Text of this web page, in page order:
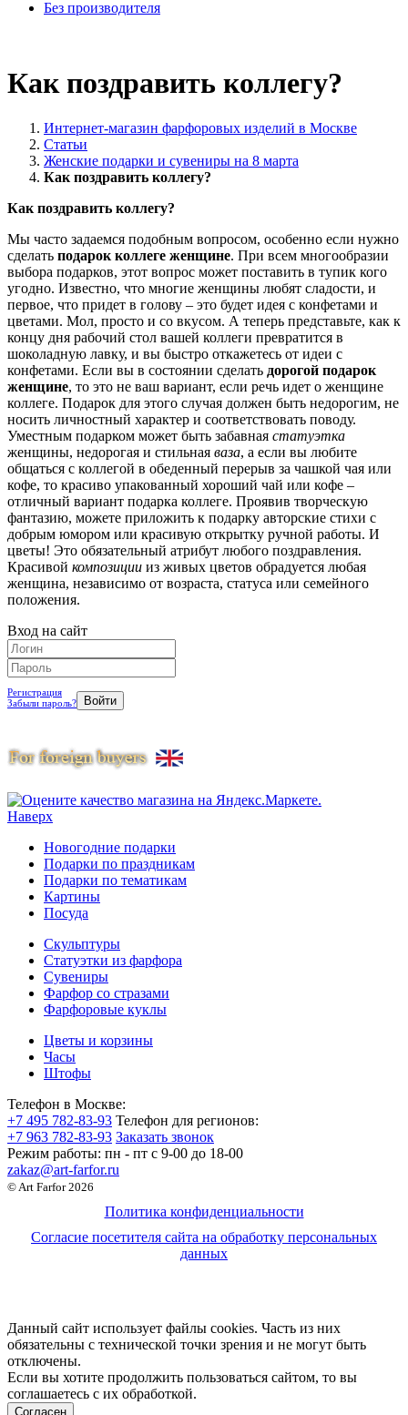
Без производителя
Как поздравить коллегу?
Интернет-магазин фарфоровых изделий в Москве
Статьи
Женские подарки и сувениры на 8 марта
Как поздравить коллегу?
Как поздравить коллегу?
Мы часто задаемся подобным вопросом, особенно если нужно
сделать подарок коллеге женщине. При всем многообразии
выбора подарков, этот вопрос может поставить в тупик кого
угодно. Известно, что многие женщины любят сладости, и
первое, что придет в голову – это будет идея с конфетами и
цветами. Мол, просто и со вкусом. А теперь представьте, как к
концу дня рабочий стол вашей коллеги превратится в
шоколадную лавку, и вы быстро откажетесь от идеи с
конфетами. Если вы в состоянии сделать дорогой подарок
женщине, то это не ваш вариант, если речь идет о женщине
коллеге. Подарок для этого случая должен быть недорогим, не
носить личностный характер и соответствовать поводу.
Уместным подарком может быть забавная статуэтка
женщины, недорогая и стильная ваза, а если вы любите
общаться с коллегой в обеденный перерыв за чашкой чая или
кофе, то красиво упакованный хороший чай или кофе –
отличный вариант подарка коллеге. Проявив творческую
фантазию, можете приложить к подарку авторские стихи с
добрым юмором или красивую открытку ручной работы. И
цветы! Это обязательный атрибут любого поздравления.
Красивой композиции из живых цветов обрадуется любая
женщина, независимо от возраста, статуса или семейного
положения.
Вход на сайт
Регистрация
Забыли пароль?
Наверх
Новогодние подарки
Подарки по праздникам
Подарки по тематикам
Картины
Посуда
Скульптуры
Статуэтки из фарфора
Сувениры
Фарфор со стразами
Фарфоровые куклы
Цветы и корзины
Часы
Штофы
Телефон в Москве:
+7 495 782-83-93 Телефон для регионов:
+7 963 782-83-93 Заказать звонок
Режим работы: пн - пт c 9-00 до 18-00
zakaz@art-farfor.ru
© Art Farfor 2026
Политика конфиденциальности
Согласие посетителя сайта на обработку персональных
данных
Данный сайт использует файлы cookies. Часть из них
обязательны с технической точки зрения и не могут быть
отключены.
Если вы хотите продолжить пользоваться сайтом, то вы
соглашаетесь с их обработкой.